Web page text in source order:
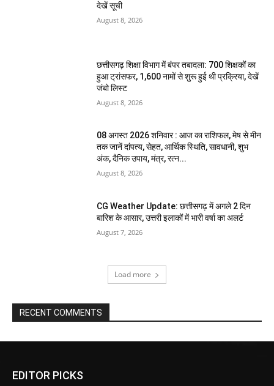
देखें सूची
August 8, 2026
छत्तीसगढ़ शिक्षा विभाग में बंपर तबादला: 700 शिक्षकों का
हुआ ट्रांसफर, 1,600 नामों से शुरू हुई थी प्रक्रिया, देखें
जंबो लिस्ट
August 8, 2026
08 अगस्त 2026 शनिवार : आज का राशिफल, मेष से मीन
तक जानें दांपत्य, सेहत, आर्थिक स्थिति, सावधानी, शुभ
अंक, दैनिक उपाय, मंत्र, रत्न...
August 8, 2026
CG Weather Update: छत्तीसगढ़ में अगले 2 दिन
बारिश के आसार, उत्तरी इलाकों में भारी वर्षा का अलर्ट
August 7, 2026
Load more
RECENT COMMENTS
EDITOR PICKS